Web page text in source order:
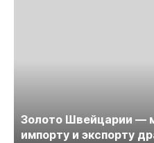
Золото Швейцарии —
импорту и экспорту